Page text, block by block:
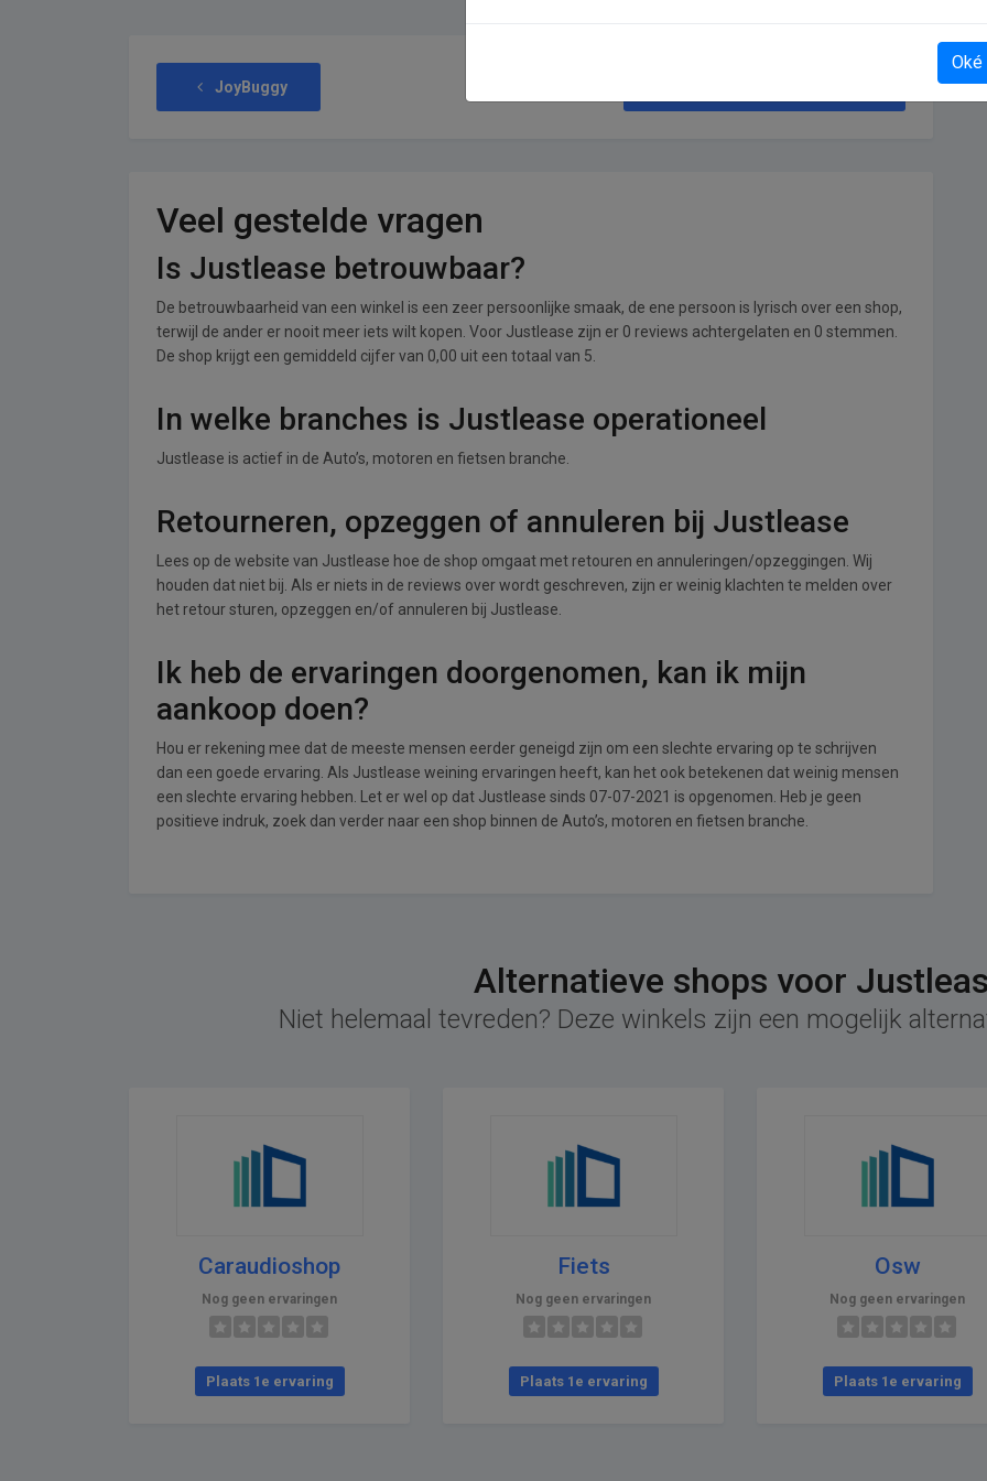
JoyBuggy
Veel gestelde vragen
Is Justlease betrouwbaar?
De betrouwbaarheid van een winkel is een zeer persoonlijke smaak, de ene persoon is lyrisch over een shop,
terwijl de ander er nooit meer iets wilt kopen. Voor Justlease zijn er 0 reviews achtergelaten en 0 stemmen.
De shop krijgt een gemiddeld cijfer van 0,00 uit een totaal van 5.
In welke branches is Justlease operationeel
Justlease is actief in de Auto’s, motoren en fietsen branche.
Retourneren, opzeggen of annuleren bij Justlease
Lees op de website van Justlease hoe de shop omgaat met retouren en annuleringen/opzeggingen. Wij
houden dat niet bij. Als er niets in de reviews over wordt geschreven, zijn er weinig klachten te melden over
het retour sturen, opzeggen en/of annuleren bij Justlease.
Ik heb de ervaringen doorgenomen, kan ik mijn
aankoop doen?
Hou er rekening mee dat de meeste mensen eerder geneigd zijn om een slechte ervaring op te schrijven
dan een goede ervaring. Als Justlease weining ervaringen heeft, kan het ook betekenen dat weinig mensen
een slechte ervaring hebben. Let er wel op dat Justlease sinds 07-07-2021 is opgenomen. Heb je geen
positieve indruk, zoek dan verder naar een shop binnen de Auto’s, motoren en fietsen branche.
Alternatieve shops voor
Niet helemaal tevreden? Deze winkels zijn een mogelijk
Caraudioshop
Nog geen ervaringen
Plaats 1e ervaring
Fiets
Nog geen ervaringen
Plaats 1e ervaring
Osw
Nog geen ervaringen
Plaats 1e ervaring
Oké